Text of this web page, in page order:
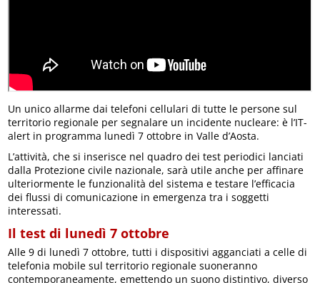
Un unico allarme dai telefoni cellulari di tutte le persone sul
territorio regionale per segnalare un incidente nucleare: è l’IT-
alert in programma lunedì 7 ottobre in Valle d’Aosta.
L’attività, che si inserisce nel quadro dei test periodici lanciati
dalla Protezione civile nazionale, sarà utile anche per affinare
ulteriormente le funzionalità del sistema e testare l’efficacia
dei flussi di comunicazione in emergenza tra i soggetti
interessati.
Il test di lunedì 7 ottobre
Alle 9 di lunedì 7 ottobre, tutti i dispositivi agganciati a celle di
telefonia mobile sul territorio regionale suoneranno
contemporaneamente, emettendo un suono distintivo, diverso